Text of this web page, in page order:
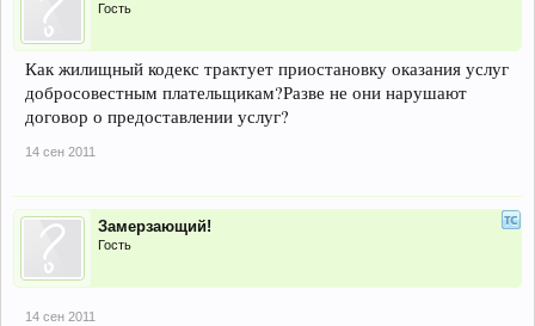
Гость
Как жилищный кодекс трактует приостановку оказания услуг
добросовестным плательщикам?Разве не они нарушают
договор о предоставлении услуг?
14 сен 2011
Замерзающий!
Гость
14 сен 2011